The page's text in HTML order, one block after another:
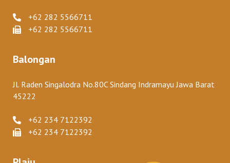
+62 282 5566711
+62 282 5566711
Balongan
Jl. Raden Singalodra No.80C Sindang Indramayu Jawa Barat
45222
+62 234 7122392
+62 234 7122392